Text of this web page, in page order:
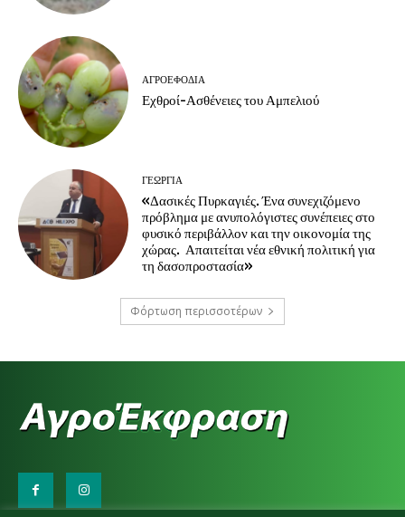
ΑΓΡΟΕΦΌΔΙΑ
Εχθροί-Ασθένειες του Αμπελιού
ΓΕΩΡΓΊΑ
«Δασικές Πυρκαγιές. Ένα συνεχιζόμενο
πρόβλημα με ανυπολόγιστες συνέπειες στο
φυσικό περιβάλλον και την οικονομία της
χώρας. Απαιτείται νέα εθνική πολιτική για
τη δασοπροστασία»
Φόρτωση περισσοτέρων